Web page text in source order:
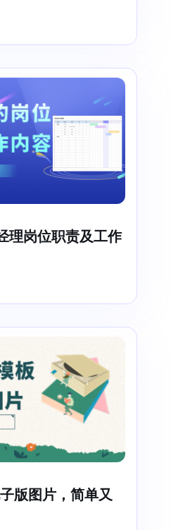
理岗位职责及工作
版图片，简单又